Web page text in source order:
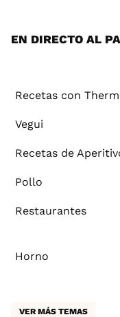
EN DIRECTO AL
Recetas con
Vegui
Recetas de
Pollo
Restaurantes
Horno
VER MÁS TEMAS